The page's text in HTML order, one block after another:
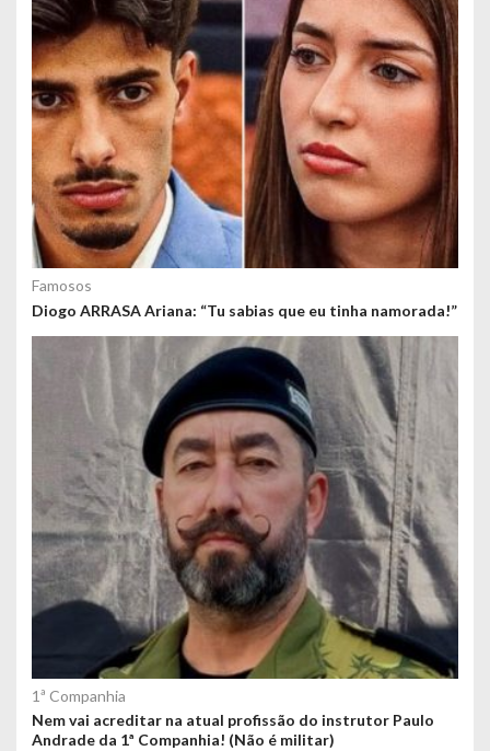
Famosos
Diogo ARRASA Ariana: “Tu sabias que eu tinha namorada!”
1ª Companhia
Nem vai acreditar na atual profissão do instrutor Paulo
Andrade da 1ª Companhia! (Não é militar)